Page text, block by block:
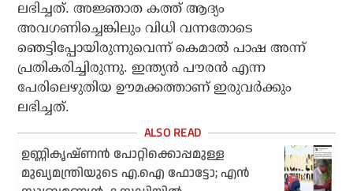
ലഭിച്ചത്. അജ്ഞാത കത്ത് ആദ്യം
അവഗണിച്ചെങ്കിലും വിധി വന്നതോടെ
ഞെട്ടിപ്പോയിരുന്നുവെന്ന് കെമാല്‍ പാഷ അന്ന്
പ്രതികരിച്ചിരുന്നു. ഇന്ത്യന്‍ പൗരന്‍ എന്ന
പേരിലെഴുതിയ ഊമക്കത്താണ് ഇരുവര്‍ക്കും
ലഭിച്ചത്.
ഉണ്ണികൃഷ്ണന്‍ പോറ്റിക്കൊപ്പമുള്ള
മുഖ്യമന്ത്രിയുടെ എ.ഐ ഫോട്ടോ; എന്‍